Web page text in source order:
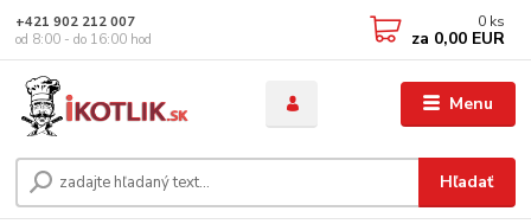
Menu
Hľadať
+421 902 212 007
od 8:00 - do 16:00 hod
0 ks
za 0,00 EUR